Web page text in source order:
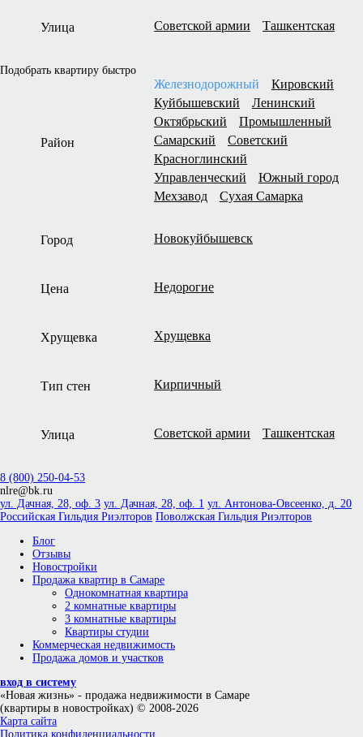
Улица Советской армии Ташкентская
Подобрать квартиру быстро
Район
Железнодорожный
Кировский
Куйбышевский
Ленинский
Октябрьский
Промышленный
Самарский
Советский
Красноглинский
Управленческий
Южный город
Мехзавод
Сухая Самарка
Город Новокуйбышевск
Цена Недорогие
Хрущевка Хрущевка
Тип стен Кирпичный
Улица Советской армии Ташкентская
8 (800) 250-04-53
nlre@bk.ru
ул. Дачная, 28, оф. 3 ул. Дачная, 28, оф. 1 ул. Антонова-Овсеенко, д. 20
Российская Гильдия Риэлторов Поволжская Гильдия Риэлторов
Блог
Отзывы
Новостройки
Продажа квартир в Самаре
Однокомнатная квартира
2 комнатные квартиры
3 комнатные квартиры
Квартиры студии
Коммерческая недвижимость
Продажа домов и участков
вход в систему
«Новая жизнь» - продажа недвижимости в Самаре
(квартиры в новостройках) © 2008-2026
Карта сайта
Политика конфиденциальности